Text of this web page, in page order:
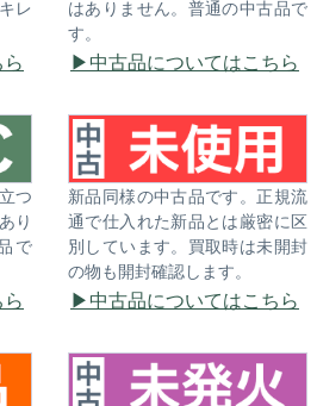
レ
はありません。普通の中古品で
す。
中古品についてはこちら
つ
り
で
新品同様の中古品です。正規流
通で仕入れた新品とは厳密に区
別しています。買取時は未開封
の物も開封確認します。
中古品についてはこちら